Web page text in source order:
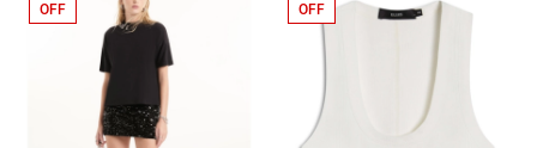
OFF
OFF